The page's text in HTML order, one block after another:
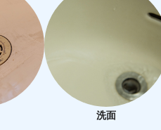
洗面